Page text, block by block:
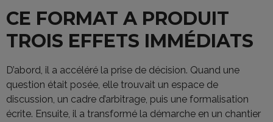
CE FORMAT A PRODUIT
TROIS EFFETS IMMÉDIATS
D’abord, il a accéléré la prise de décision. Quand une
question était posée, elle trouvait un espace de
discussion, un cadre d’arbitrage, puis une formalisation
écrite. Ensuite, il a transformé la démarche en un chantier